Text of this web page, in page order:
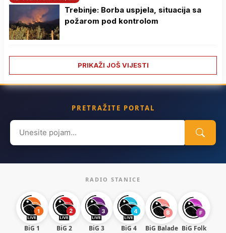
Trebinje: Borba uspjela, situacija sa
požarom pod kontrolom
PRIKAŽI JOŠ VIJESTI
PRETRAŽITE PORTAL
Search
for:
RADIO STANICE
BiG 1 BiG 2 BiG 3 BiG 4 BiG Balade BiG Folk